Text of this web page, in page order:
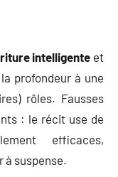
intelligente et
profondeur à une
rôles. Fausses
: le récit use de
efficaces,
à suspense.